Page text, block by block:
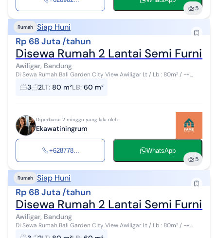
5
Rumah Siap Huni
Rp 68 Juta /tahun
Disewa Rumah 2 Lantai Semi
Awiligar, Bandung
Di Sewa Rumah Bali Garden City View Awiligar Lt / Lb : 80m² / -+
60m² 2 Lantai 3 KT 2 Km 1 Gudang Listrik 3500w Air Artesis Semi
Furnish : kitc...
3 2LT: 80 m²LB: 60 m²
Diperbarui 2 minggu yang lalu oleh
Ekawatiningrum
+628778... WhatsApp
5
Rumah Siap Huni
Rp 68 Juta /tahun
Disewa Rumah 2 Lantai Semi
Awiligar, Bandung
Di Sewa Rumah Bali Garden City View Awiligar Lt / Lb : 80m² / -+
60m² 2 Lantai 3 KT 2 Km 1 Gudang Listrik 3500w Air Artesis Semi